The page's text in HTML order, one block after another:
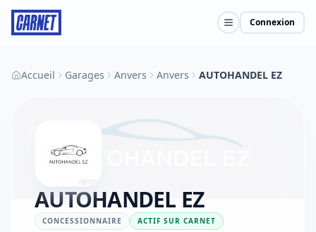
Connexion
Accueil Garages Anvers Anvers AUTOHANDEL EZ
AUTOHANDEL EZ
CONCESSIONNAIRE ACTIF SUR CARNET